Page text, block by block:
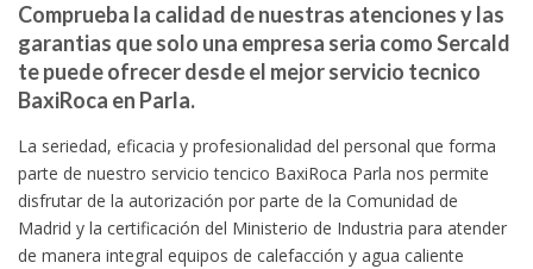
Comprueba la calidad de nuestras atenciones y las
garantias que solo una empresa seria como Sercald
te puede ofrecer desde el mejor servicio tecnico
BaxiRoca en Parla.
La seriedad, eficacia y profesionalidad del personal que forma
parte de nuestro servicio tencico BaxiRoca Parla nos permite
disfrutar de la autorización por parte de la Comunidad de
Madrid y la certificación del Ministerio de Industria para atender
de manera integral equipos de calefacción y agua caliente